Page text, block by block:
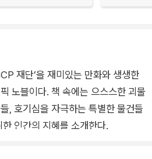
재단’을 재미있는 만화와 생생한
노블이다. 책 속에는 으스스한 괴물
, 호기심을 자극하는 특별한 물건들
인간의 지혜를 소개한다.